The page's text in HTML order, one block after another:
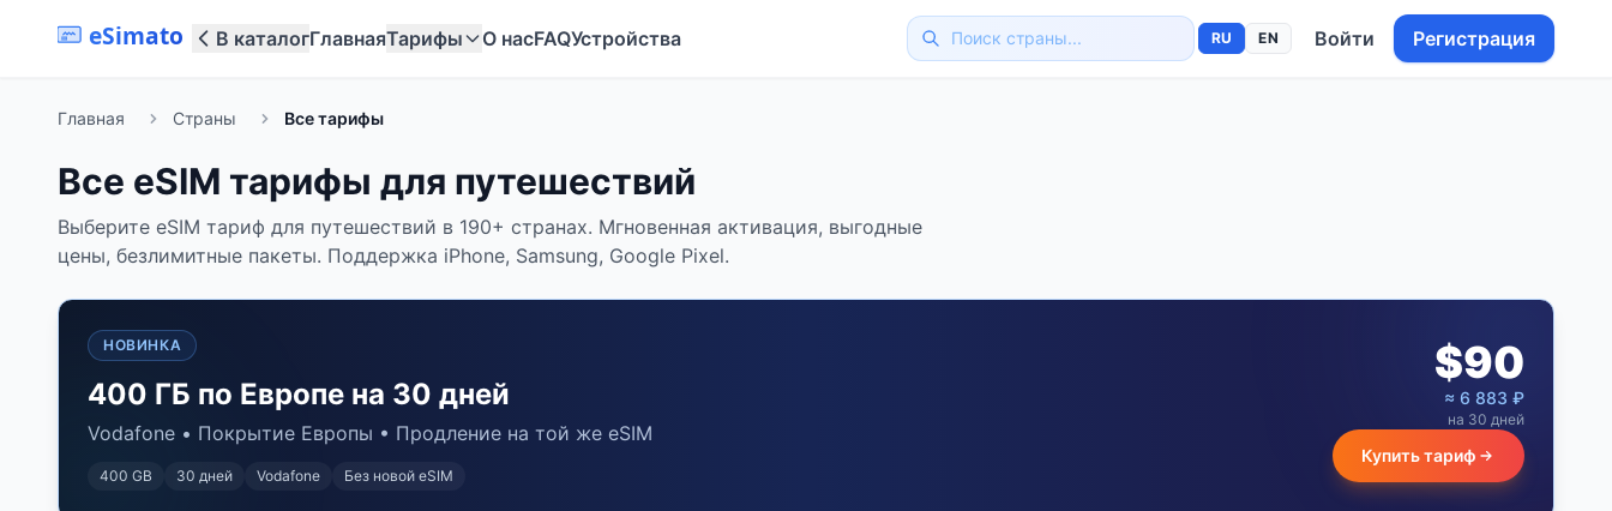
eSimato В каталогГлавнаяТарифы О насFAQУстройства RU EN Войти Регистрация
Главная Страны Все тарифы
Все eSIM тарифы для путешествий
Выберите eSIM тариф для путешествий в 190+ странах. Мгновенная активация, выгодные
цены, безлимитные пакеты. Поддержка iPhone, Samsung, Google Pixel.
НОВИНКА
400 ГБ по Европе на 30 дней
Vodafone • Покрытие Европы • Продление на той же eSIM
400 GB 30 дней Vodafone Без новой eSIM
$90
≈ 6 883 ₽
на 30 дней
Купить тариф